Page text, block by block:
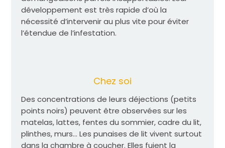
développement est très rapide d’où la
nécessité d’intervenir au plus vite pour éviter
l’étendue de l’infestation.
Chez soi
Des concentrations de leurs déjections (petits
points noirs) peuvent être observées sur les
matelas, lattes, fentes du sommier, cadre du lit,
plinthes, murs… Les punaises de lit vivent surtout
dans la chambre à coucher. Elles fuient la